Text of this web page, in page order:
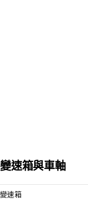
變速箱與車軸
變速箱